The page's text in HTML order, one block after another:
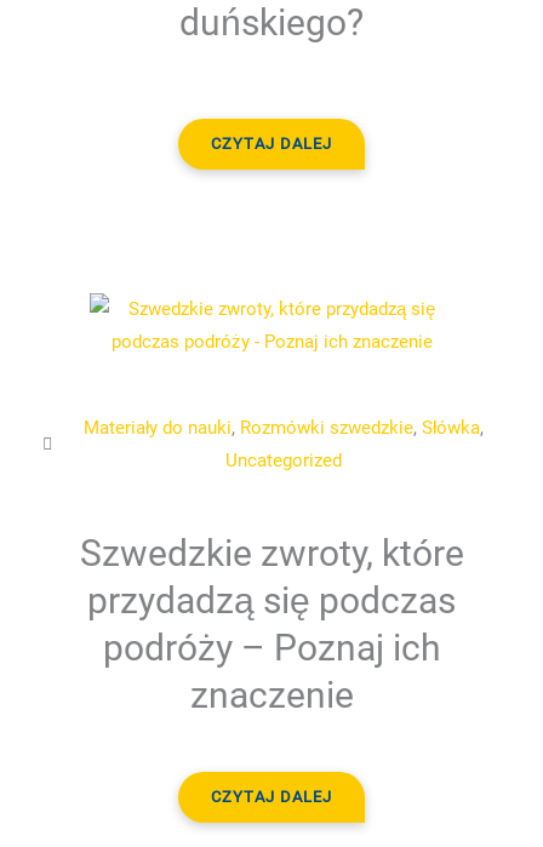
duńskiego?
CZYTAJ DALEJ
Materiały do nauki, Rozmówki szwedzkie, Słówka,
Uncategorized
Szwedzkie zwroty, które
przydadzą się podczas
podróży – Poznaj ich
znaczenie
CZYTAJ DALEJ